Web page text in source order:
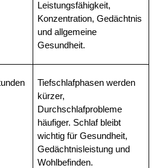
Leistungsfähigkeit,
Konzentration, Gedächtnis
und allgemeine
Gesundheit.
Tiefschlafphasen werden
kürzer,
Durchschlafprobleme
häufiger. Schlaf bleibt
wichtig für Gesundheit,
Gedächtnisleistung und
Wohlbefinden.